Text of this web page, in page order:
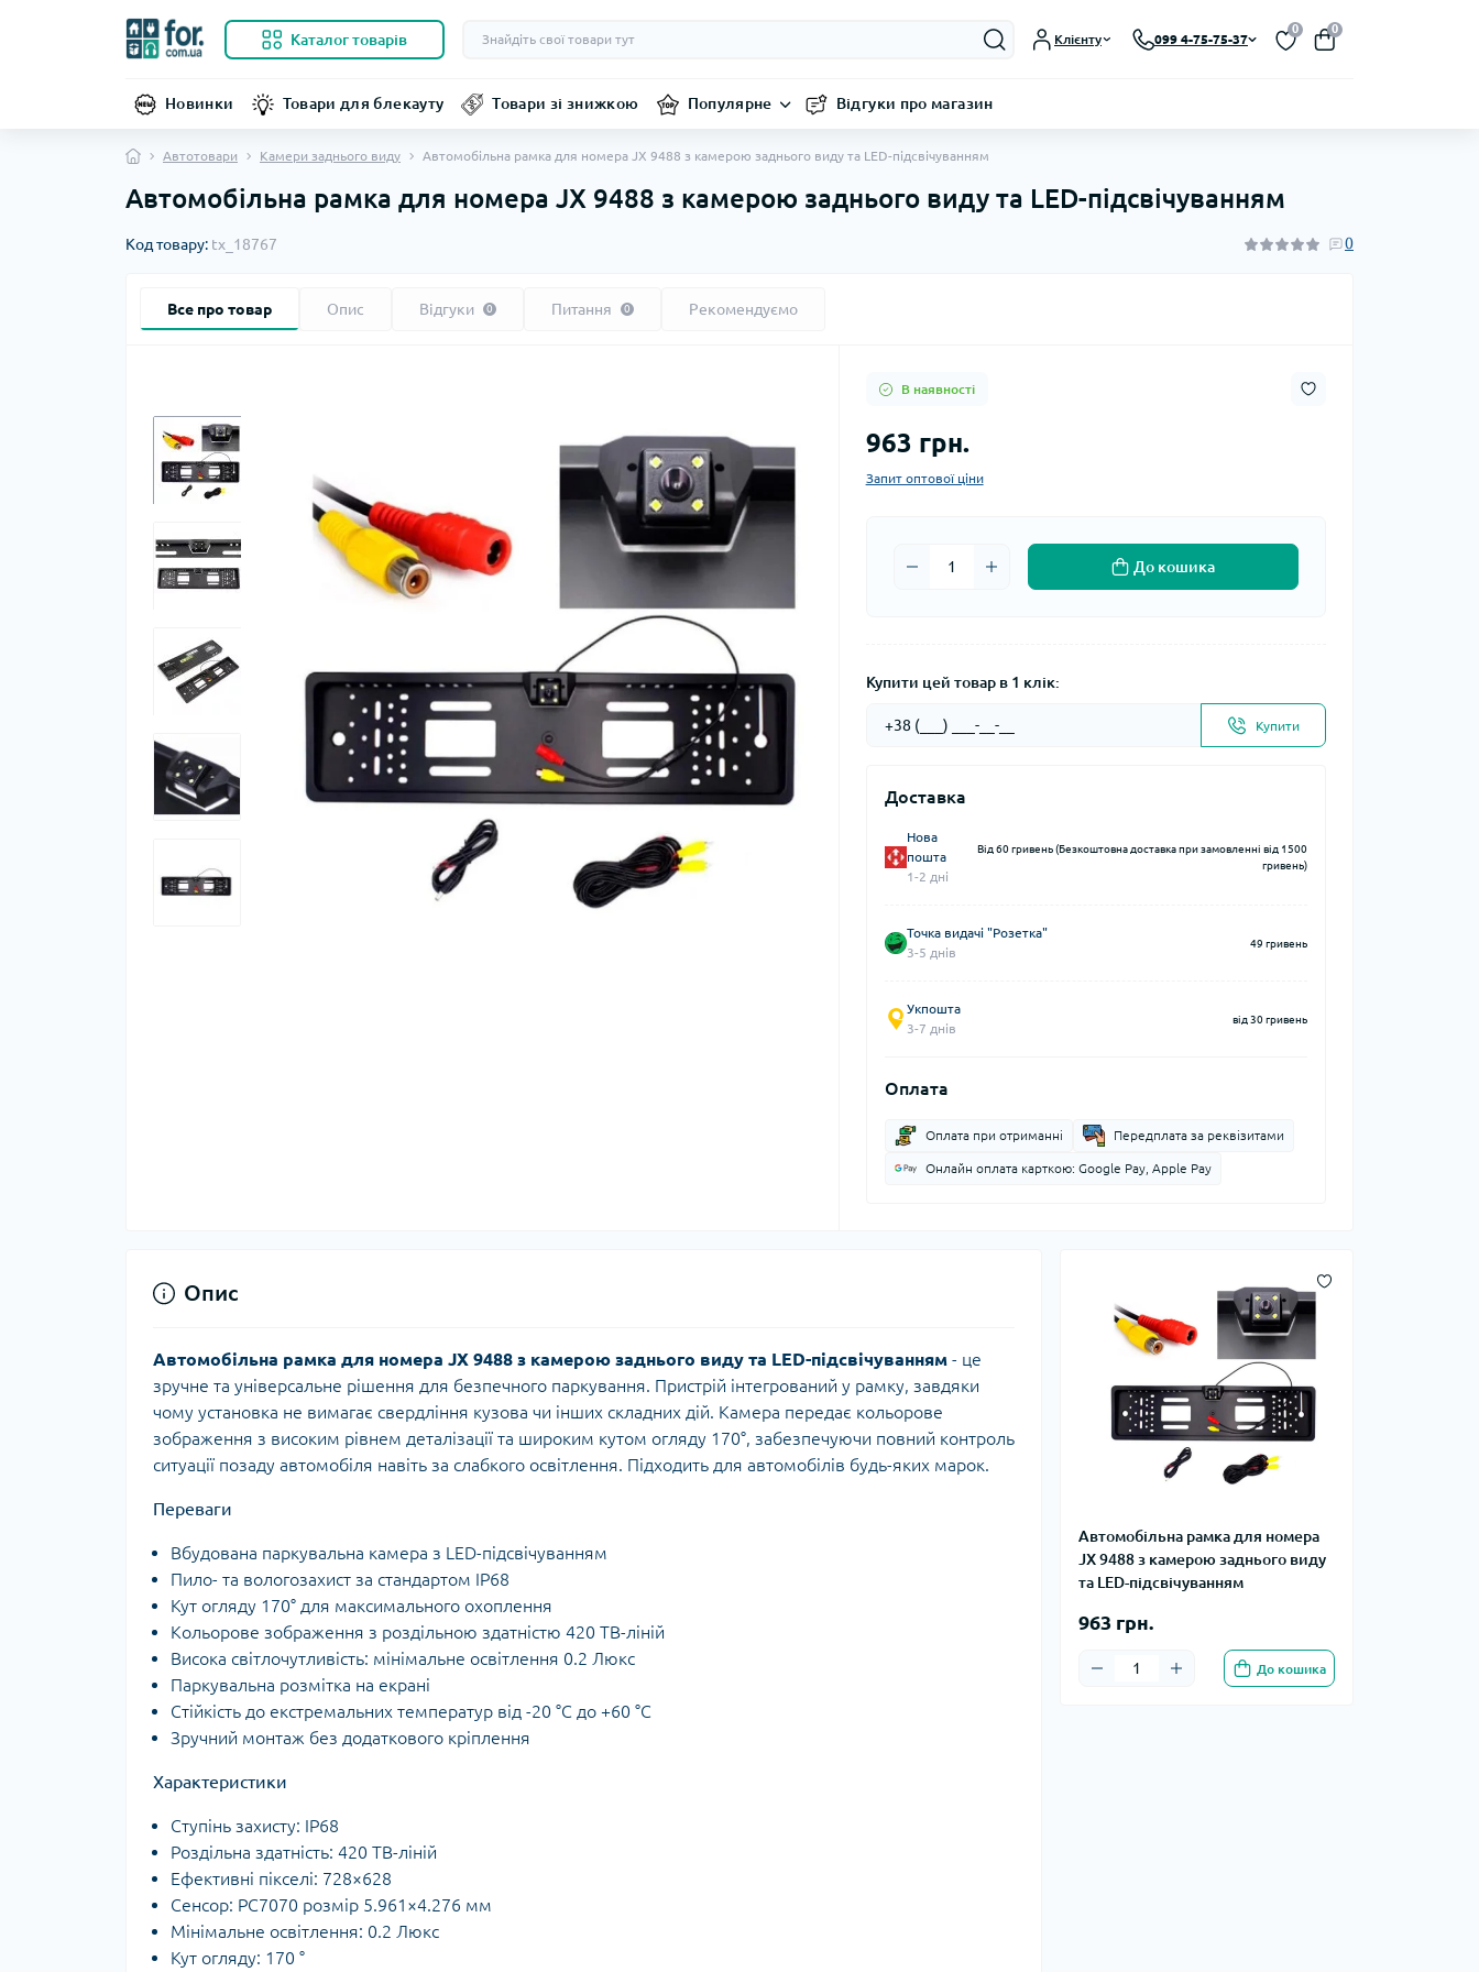
Каталог товарів Клієнту 099 4-75-75-37
0 0
Новинки Товари для блекауту Товари зі знижкою Популярне Відгуки про магазин
Автотовари Камери заднього виду Автомобільна рамка для номера JX 9488 з камерою заднього виду та LED-підсвічуванням
Автомобільна рамка для номера JX 9488 з камерою заднього виду та LED-підсвічуванням
Код товару: tx_18767 0
Все про товар Опис Відгуки 0 Питання 0 Рекомендуємо
В наявності
963 грн.
Запит оптової ціни
До кошика
Купити цей товар в 1 клік:
Купити
Доставка
Нова
пошта
1-2 дні
Від 60 гривень (Безкоштовна доставка при замовленні від 1500
гривень)
Точка видачі "Розетка"
3-5 днів
49 гривень
Укпошта
3-7 днів
від 30 гривень
Оплата
Оплата при отриманні Передплата за реквізитами
Онлайн оплата карткою: Google Pay, Apple Pay
Автомобільна рамка для номера
JX 9488 з камерою заднього виду
та LED-підсвічуванням
963 грн.
До кошика
Опис
Автомобільна рамка для номера JX 9488 з камерою заднього виду та LED-підсвічуванням - це
зручне та універсальне рішення для безпечного паркування. Пристрій інтегрований у рамку, завдяки
чому установка не вимагає свердління кузова чи інших складних дій. Камера передає кольорове
зображення з високим рівнем деталізації та широким кутом огляду 170°, забезпечуючи повний контроль
ситуації позаду автомобіля навіть за слабкого освітлення. Підходить для автомобілів будь-яких марок.
Переваги
Вбудована паркувальна камера з LED-підсвічуванням
Пило- та вологозахист за стандартом IP68
Кут огляду 170° для максимального охоплення
Кольорове зображення з роздільною здатністю 420 ТВ-ліній
Висока світлочутливість: мінімальне освітлення 0.2 Люкс
Паркувальна розмітка на екрані
Стійкість до екстремальних температур від -20 °C до +60 °C
Зручний монтаж без додаткового кріплення
Характеристики
Ступінь захисту: IP68
Роздільна здатність: 420 ТВ-ліній
Ефективні пікселі: 728×628
Сенсор: PC7070 розмір 5.961×4.276 мм
Мінімальне освітлення: 0.2 Люкс
Кут огляду: 170 °